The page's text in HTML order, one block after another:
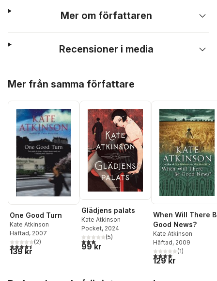
Mer om författaren
Recensioner i media
Mer från samma författare
One Good Turn
Kate Atkinson
Häftad, 2007
4,5utav 5 stjärnor. Totalt antal röster:
(2)
139 kr
Glädjens palats
Kate Atkinson
Pocket, 2024
3,0utav 5 stjärnor. Totalt antal röster:
(5)
99 kr
When Will There
Good News?
Kate Atkinson
Häftad, 2009
4,0utav 5 stjärnor.
(1)
129 kr